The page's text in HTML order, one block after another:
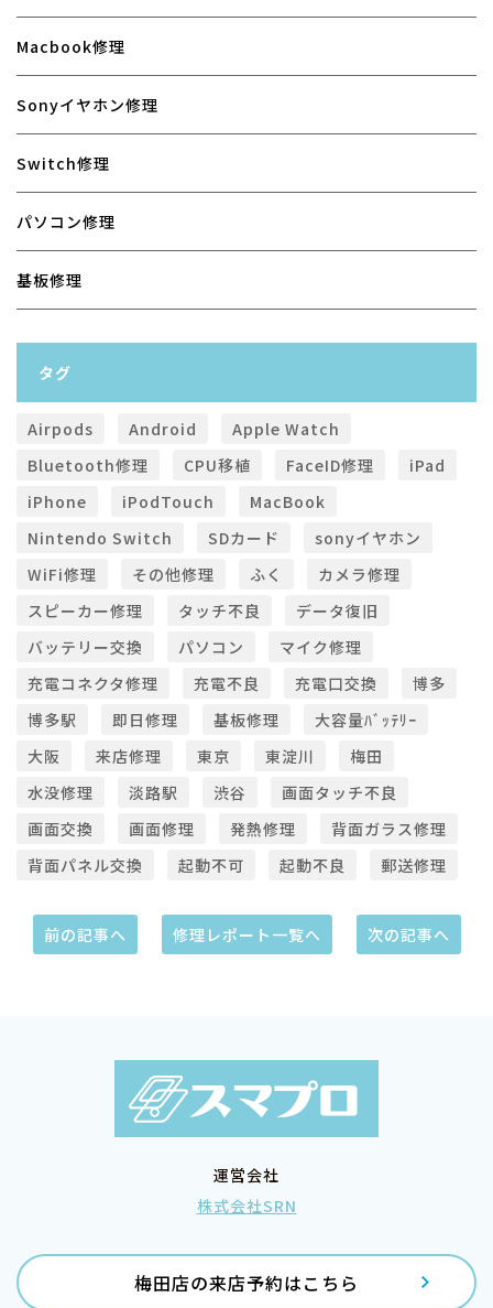
Macbook修理
Sonyイヤホン修理
Switch修理
パソコン修理
基板修理
タグ
Airpods Android
Apple Watch
Bluetooth修理
CPU移植 FaceID修理
iPad
iPhone
iPodTouch
MacBook
Nintendo Switch
SDカード
sonyイヤホン
WiFi修理
その他修理 ふく
カメラ修理
スピーカー修理
タッチ不良
データ復旧
バッテリー交換
パソコン
マイク修理
充電コネクタ修理
充電不良 充電口交換
博多
博多駅
即日修理 基板修理
大容量ﾊﾞｯﾃﾘｰ
大阪
来店修理 東京 東淀川
梅田
水没修理
淡路駅 渋谷
画面タッチ不良
画面交換
画面修理 発熱修理
背面ガラス修理
背面パネル交換
起動不可 起動不良 郵送修理
前の記事へ 修理レポート一覧へ 次の記事へ
運営会社
株式会社SRN
梅田店の来店予約はこちら